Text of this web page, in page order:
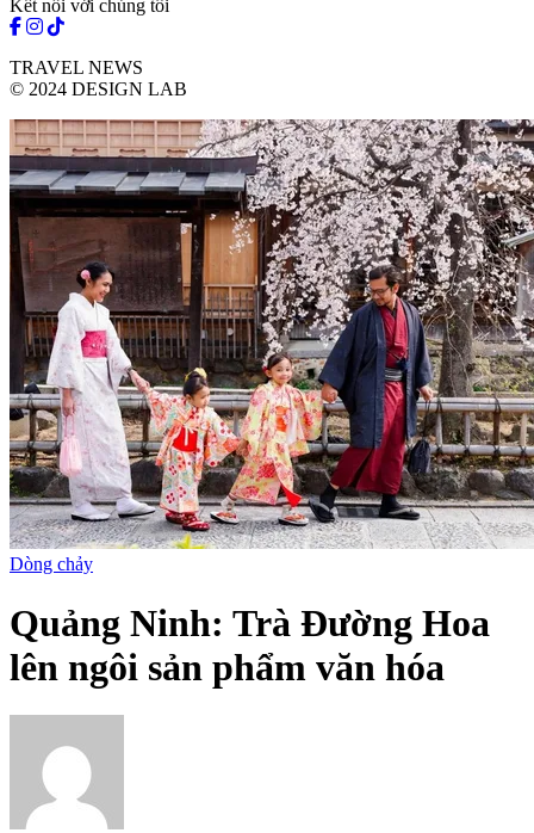
Kết nối với chúng tôi
TRAVEL NEWS
© 2024 DESIGN LAB
Dòng chảy
Quảng Ninh: Trà Đường Hoa
lên ngôi sản phẩm văn hóa